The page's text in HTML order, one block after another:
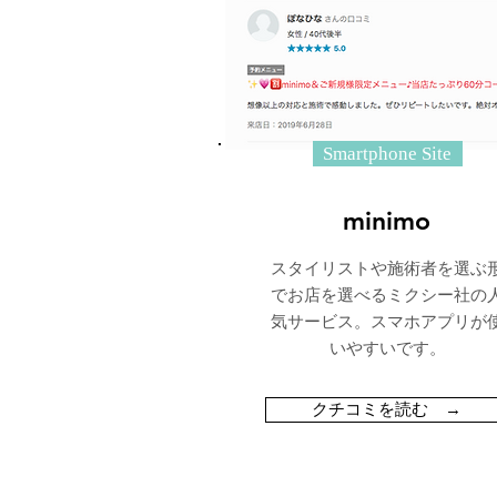
Smartphone Site
minimo
スタイリストや施術者を選ぶ
でお店を選べるミクシー社の
気サービス。スマホアプリが
いやすいです。
クチコミを読む →